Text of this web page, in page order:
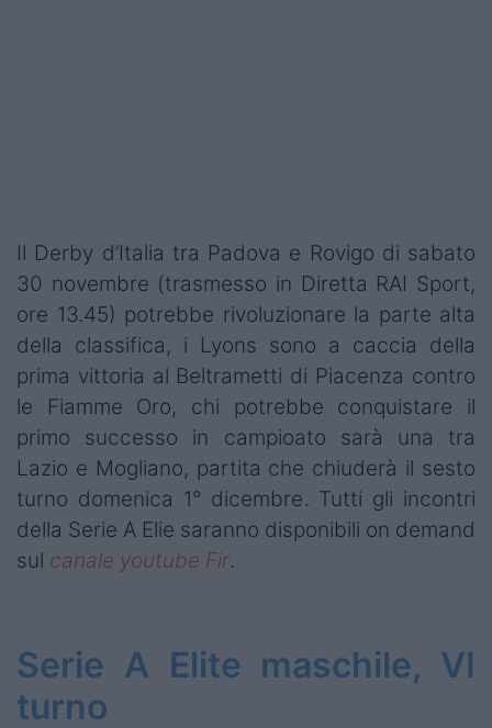
Il Derby d’Italia tra Padova e Rovigo di sabato
30 novembre (trasmesso in Diretta RAI Sport,
ore 13.45) potrebbe rivoluzionare la parte alta
della classifica, i Lyons sono a caccia della
prima vittoria al Beltrametti di Piacenza contro
le Fiamme Oro, chi potrebbe conquistare il
primo successo in campioato sarà una tra
Lazio e Mogliano, partita che chiuderà il sesto
turno domenica 1° dicembre. Tutti gli incontri
della Serie A Elie saranno disponibili on demand
sul canale youtube Fir.
Serie A Elite maschile, VI
turno